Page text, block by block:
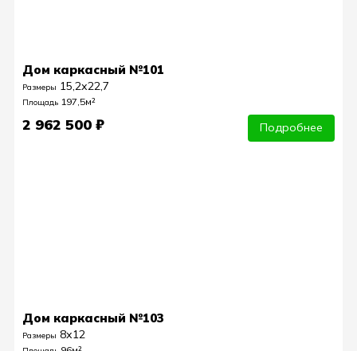
Дом каркасный №101
Размеры 15,2х22,7
Площадь 197,5м²
2 962 500 ₽ Подробнее
Дом каркасный №103
Размеры 8х12